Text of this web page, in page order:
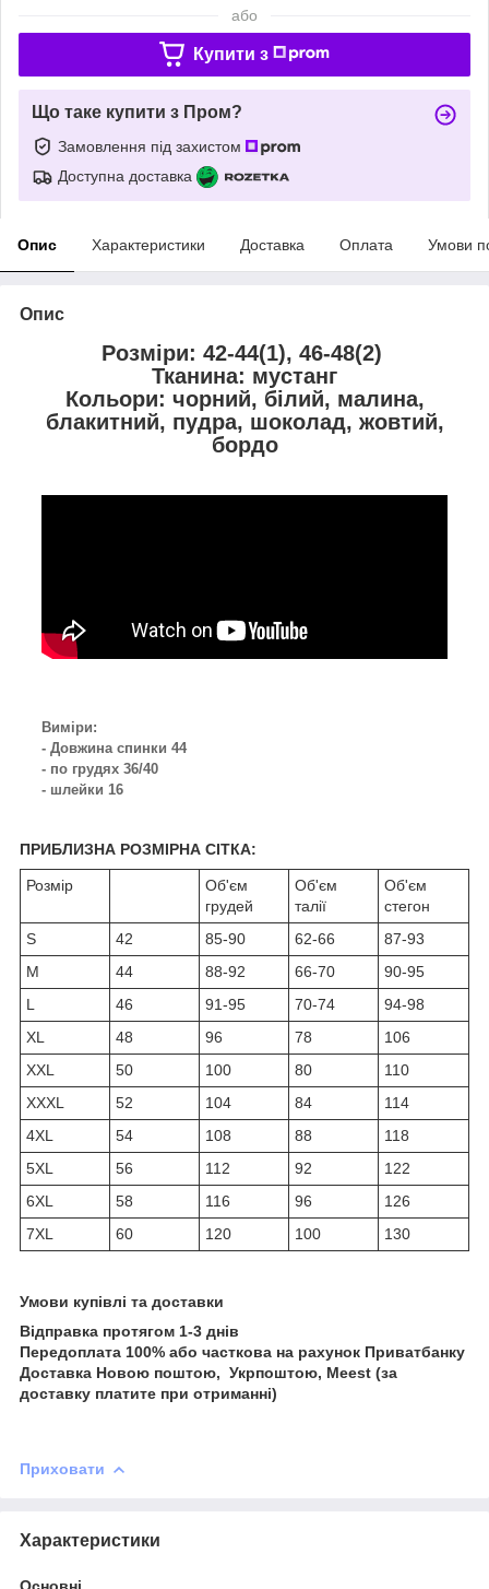
або
Купити з
Що таке купити з Пром?
Замовлення під захистом
Доступна доставка
Опис Характеристики Доставка Оплата Умови
Опис
Розміри: 42-44(1), 46-48(2)
Тканина: мустанг
Кольори: чорний, білий, малина,
блакитний, пудра, шоколад, жовтий,
бордо
Виміри:
- Довжина спинки 44
- по грудях 36/40
- шлейки 16
ПРИБЛИЗНА РОЗМІРНА СІТКА:
Розмір
Об'єм
грудей
Об'єм
талії
Об'єм
стегон
S
42 85-90 62-66
87-93
M
44 88-92 66-70
90-95
L
46 91-95 70-74
94-98
XL
48 96 78
106
XXL
50 100 80
110
XXXL
52 104 84
114
4XL
54 108 88
118
5XL
56 112 92
122
6XL
58 116 96
126
7XL
60 120 100 130
Умови купівлі та доставки
Відправка протягом 1-3 днів
Передоплата 100% або часткова на рахунок Приватбанку
Доставка Новою поштою, Укрпоштою, Meest (за
доставку платите при отриманні)
Приховати
Характеристики
Основні